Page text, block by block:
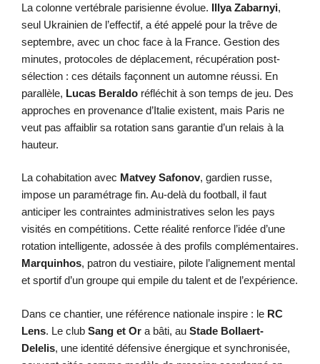
La colonne vertébrale parisienne évolue. Illya Zabarnyi,
seul Ukrainien de l’effectif, a été appelé pour la trêve de
septembre, avec un choc face à la France. Gestion des
minutes, protocoles de déplacement, récupération post-
sélection : ces détails façonnent un automne réussi. En
parallèle, Lucas Beraldo réfléchit à son temps de jeu. Des
approches en provenance d’Italie existent, mais Paris ne
veut pas affaiblir sa rotation sans garantie d’un relais à la
hauteur.
La cohabitation avec Matvey Safonov, gardien russe,
impose un paramétrage fin. Au-delà du football, il faut
anticiper les contraintes administratives selon les pays
visités en compétitions. Cette réalité renforce l’idée d’une
rotation intelligente, adossée à des profils complémentaires.
Marquinhos, patron du vestiaire, pilote l’alignement mental
et sportif d’un groupe qui empile du talent et de l’expérience.
Dans ce chantier, une référence nationale inspire : le RC
Lens. Le club Sang et Or a bâti, au Stade Bollaert-
Delelis, une identité défensive énergique et synchronisée,